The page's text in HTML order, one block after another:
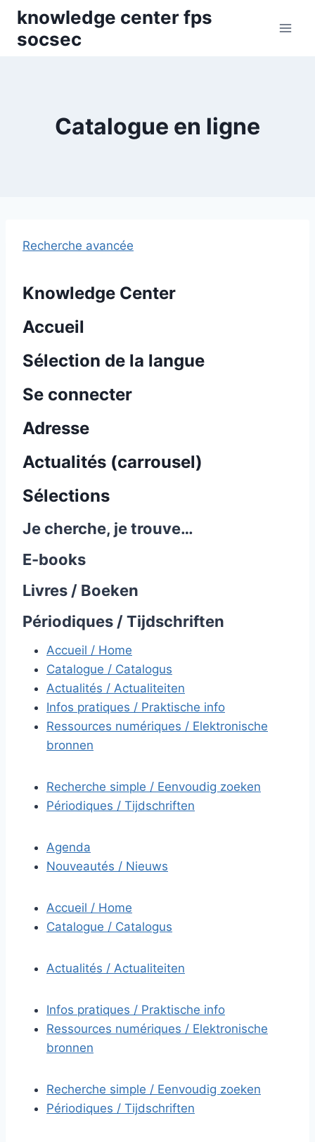
Skip
content
knowledge center fps
socsec
Catalogue en ligne
Recherche avancée
Knowledge Center
Accueil
Sélection de la langue
Se connecter
Adresse
Actualités (carrousel)
Sélections
Je cherche, je trouve…
E-books
Livres / Boeken
Périodiques / Tijdschriften
Accueil / Home
Catalogue / Catalogus
Actualités / Actualiteiten
Infos pratiques / Praktische info
Ressources numériques / Elektronische
bronnen
Recherche simple / Eenvoudig zoeken
Périodiques / Tijdschriften
Agenda
Nouveautés / Nieuws
Accueil / Home
Catalogue / Catalogus
Actualités / Actualiteiten
Infos pratiques / Praktische info
Ressources numériques / Elektronische
bronnen
Recherche simple / Eenvoudig zoeken
Périodiques / Tijdschriften